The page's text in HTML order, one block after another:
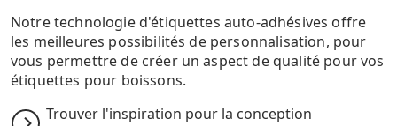
Notre technologie d'étiquettes auto-adhésives offre
les meilleures possibilités de personnalisation, pour
vous permettre de créer un aspect de qualité pour vos
étiquettes pour boissons.
Trouver l'inspiration pour la conception